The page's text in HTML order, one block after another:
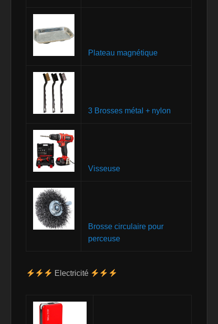
Plateau magnétique
3 Brosses métal + nylon
Visseuse
Brosse circulaire pour
perceuse
Electricité